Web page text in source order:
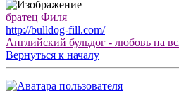
братец Филя
http://bulldog-fill.com/
Английский бульдог - любовь на
Вернуться к началу